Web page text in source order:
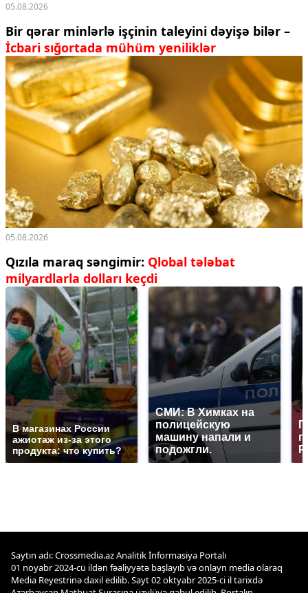
05.08.2026
Bir qərar minlərlə işçinin taleyini dəyişə bilər –
İcbari sığortada mühüm yeniliklər
05.08.2026
Qızıla maraq səngimir: Qlobal tələbat
milyardlarla dolları keçdi
В магазинах России
ажиотаж из-за этого
продукта: что купить?
СМИ: В Химках на
полицейскую
машину напали и
подожгли.
Saytın adı: Crossmedia.az Analitik İnformasiya Portalı
01 noyabr 2024-cü ildən fəaliyyətə başlayıb və onlayn media olaraq
Media Reyestrinə daxil edilib. Sayt 02 oktyabr 2025-ci il tarixdə